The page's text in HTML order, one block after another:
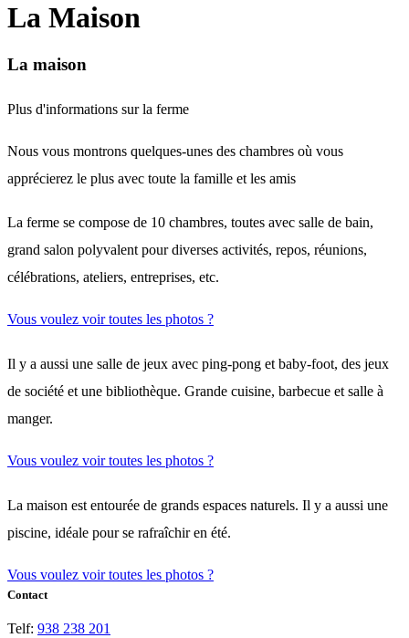
La Maison
La maison
Plus d'informations sur la ferme
Nous vous montrons quelques-unes des chambres où vous
apprécierez le plus avec toute la famille et les amis
La ferme se compose de 10 chambres, toutes avec salle de bain,
grand salon polyvalent pour diverses activités, repos, réunions,
célébrations, ateliers, entreprises, etc.
Vous voulez voir toutes les photos ?
Il y a aussi une salle de jeux avec ping-pong et baby-foot, des jeux
de société et une bibliothèque. Grande cuisine, barbecue et salle à
manger.
Vous voulez voir toutes les photos ?
La maison est entourée de grands espaces naturels. Il y a aussi une
piscine, idéale pour se rafraîchir en été.
Vous voulez voir toutes les photos ?
Contact
Telf: 938 238 201